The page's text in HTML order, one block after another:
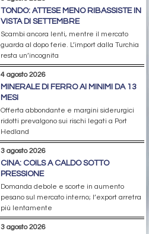
TONDO: ATTESE MENO RIBASSISTE IN
VISTA DI SETTEMBRE
Scambi ancora lenti, mentre il mercato
guarda al dopo ferie. L’import dalla Turchia
resta un’incognita
4 agosto 2026
MINERALE DI FERRO AI MINIMI DA 13
MESI
Offerta abbondante e margini siderurgici
ridotti prevalgono sui rischi legati a Port
Hedland
3 agosto 2026
CINA: COILS A CALDO SOTTO
PRESSIONE
Domanda debole e scorte in aumento
pesano sul mercato interno; l’export arretra
più lentamente
3 agosto 2026